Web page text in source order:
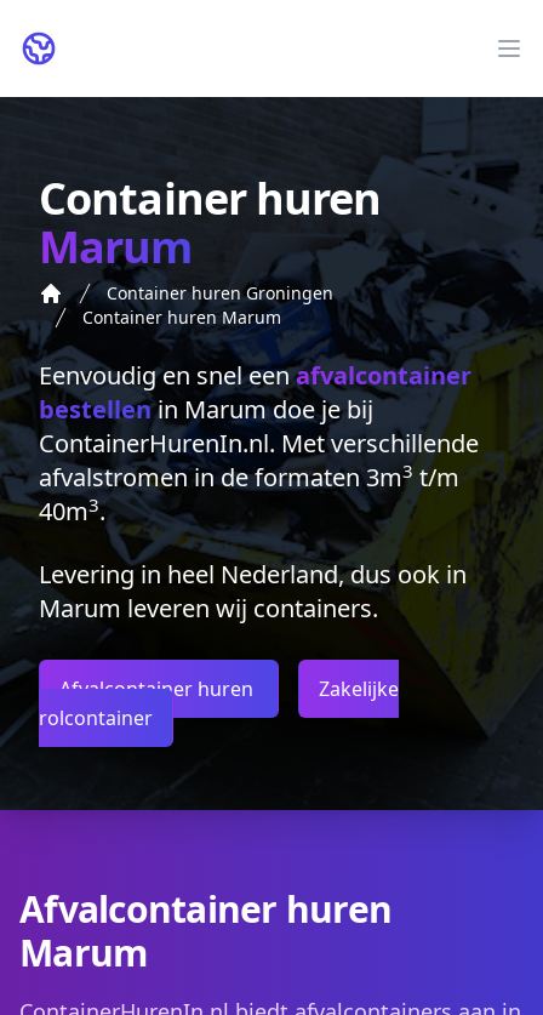
ContainerHurenIn.nl
Container huren
Marum
Container huren Groningen
Container huren Marum
Eenvoudig en snel eenafvalcontainer
bestellenin Marum doe je bij
ContainerHurenIn.nl. Met verschillende
afvalstromen in de formaten 3m3t/m
40m3.
Levering in heel Nederland, dus ook in
Marum leveren wij containers.
Afvalcontainer huren
Zakelijke
rolcontainer
Afvalcontainer huren
Marum